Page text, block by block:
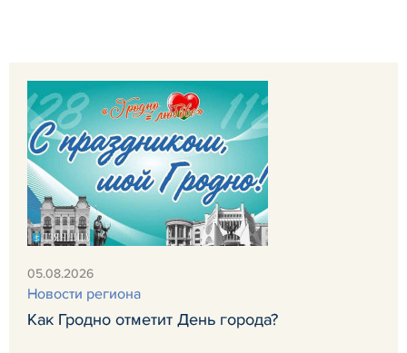
05.08.2026
Новости региона
Как Гродно отметит День города?